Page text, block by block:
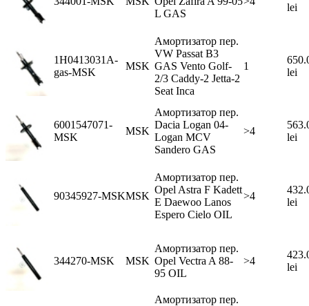
L GAS
lei
1H0413031A-
gas-MSK
MSK
Амортизатор пер.
VW Passat B3
GAS Vento Golf-
2/3 Caddy-2 Jetta-2
Seat Inca
1
lei
6001547071-
MSK
MSK
Амортизатор пер.
Dacia Logan 04-
Logan MCV
Sandero GAS
>4
lei
90345927-MSKMSK
Амортизатор пер.
Opel Astra F Kadett
E Daewoo Lanos
Espero Cielo OIL
>4
lei
344270-MSK MSK
Амортизатор пер.
Opel Vectra A 88-
95 OIL
>4
lei
Амортизатор пер.